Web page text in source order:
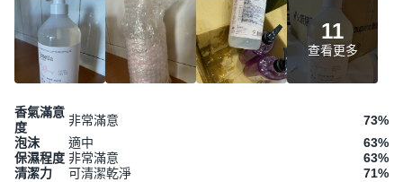
11
查看更多
香氣滿意
度
非常滿意 73%
泡沫
適中 63%
保濕程度 非常滿意 63%
清潔力
可清潔乾淨 71%